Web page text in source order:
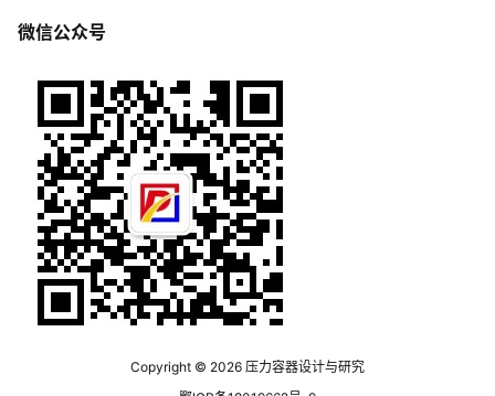
式空压机…
微信公众号
Copyright © 2026 压力容器设计与研究